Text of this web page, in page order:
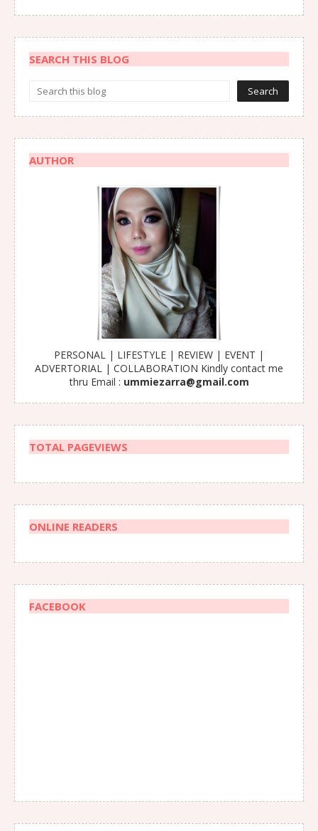
SEARCH THIS BLOG
AUTHOR
PERSONAL | LIFESTYLE | REVIEW | EVENT |
ADVERTORIAL | COLLABORATION Kindly contact me
thru Email : ummiezarra@gmail.com
TOTAL PAGEVIEWS
ONLINE READERS
FACEBOOK